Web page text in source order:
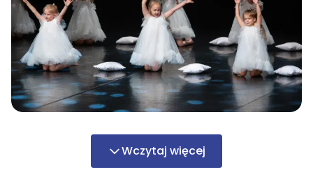
Wczytaj więcej